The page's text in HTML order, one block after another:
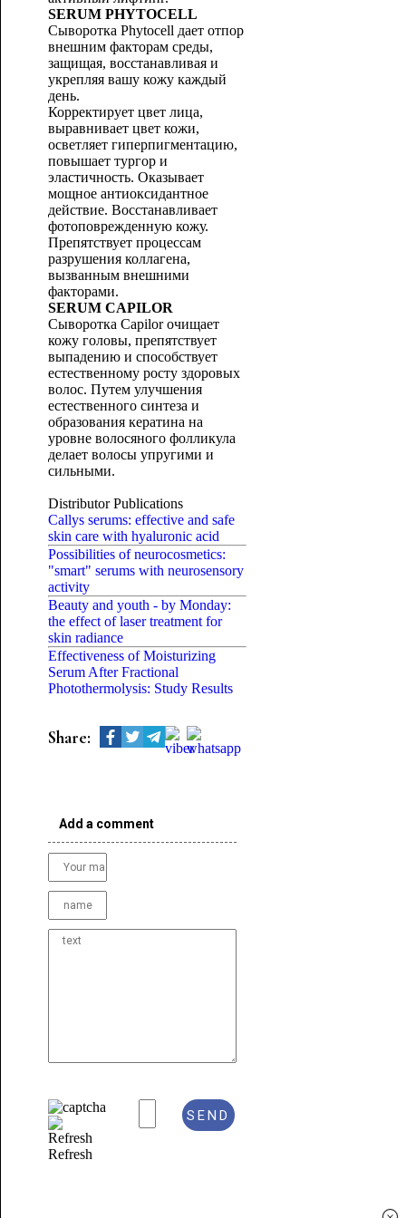
SERUM PHYTOCELL
Сыворотка Phytocell дает отпор
внешним факторам среды,
защищая, восстанавливая и
укрепляя вашу кожу каждый
день.
Корректирует цвет лица,
выравнивает цвет кожи,
осветляет гиперпигментацию,
повышает тургор и
эластичность. Оказывает
мощное антиоксидантное
действие. Восстанавливает
фотоповрежденную кожу.
Препятствует процессам
разрушения коллагена,
вызванным внешними
факторами.
SERUM CAPILOR
Сыворотка Capilor очищает
кожу головы, препятствует
выпадению и способствует
естественному росту здоровых
волос. Путем улучшения
естественного синтеза и
образования кератина на
уровне волосяного фолликула
делает волосы упругими и
сильными.
Distributor Publications
Callys serums: effective and safe
skin care with hyaluronic acid
Possibilities of neurocosmetics:
"smart" serums with neurosensory
activity
Beauty and youth - by Monday:
the effect of laser treatment for
skin radiance
Effectiveness of Moisturizing
Serum After Fractional
Photothermolysis: Study Results
Share:
Add a comment
Refresh